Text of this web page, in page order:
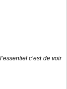
c’est de voir